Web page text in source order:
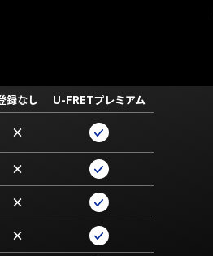
録なし U-FRETプレミアム
×
×
×
×